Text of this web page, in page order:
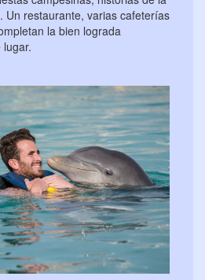
Un restaurante, varias cafeterías
la bien lograda